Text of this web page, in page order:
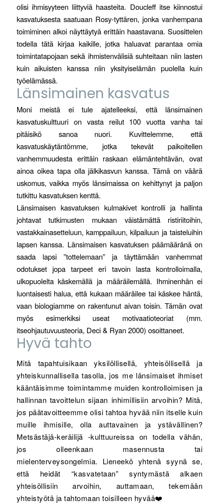
olisi ihmisyyteen liittyviä haasteita. Doucleff itse kiinnostui
kasvatuksesta saatuaan Rosy-tyttären, jonka vanhempana
toimiminen alkoi näyttäytyä erittäin haastavana. Suosittelen
todella tätä kirjaa kaikille, jotka haluavat parantaa omia
toimintatapojaan sekä ihmistenvälisiä suhteitaan niin lasten
kuin aikuisten kanssa niin yksityiselämän puolella kuin
työelämässä.
Länsimainen kasvatus
Moni meistä ei tule ajatelleeksi, että länsimainen
kasvatuskulttuuri on vasta reilut 100 vuotta vanha tai
pitäisikö sanoa nuori. Kuvittelemme, että
kasvatuskäytäntömme, jotka tekevät paikoitellen
vanhemmuudesta erittäin raskaan elämäntehtävän, ovat
ainoa oikea tapa olla jälkikasvun kanssa. Tämä on väärä
uskomus, vaikka myös länsimaissa on kehittynyt ja paljon
tutkittu kasvatuksen kenttä.
Länsimaisen kasvatuksen kulmakivet kontrolli ja hallinta
johtavat tutkimusten mukaan väistämättä ristiriitoihin,
vastakkainasetteluun, kamppailuun, kilpailuun ja taisteluihin
lapsen kanssa. Länsimaisen kasvatuksen päämääränä on
saada lapsi ”tottelemaan” ja täyttämään vanhemmat
odotukset jopa tarpeet eri tavoin lasta kontrolloimalla,
ulkopuolelta käskemällä ja määräilemällä. Ihminenhän ei
luontaisesti halua, että kukaan määräilee tai käskee häntä,
vaan biologiamme on rakentunut aivan toisin. Tämän ovat
myös esimerkiksi useat motivaatioteoriat (mm.
itseohjautuvuusteoria, Deci & Ryan 2000) osoittaneet.
Hyvä tahto
Mitä tapahtuisikaan yksilöllisellä, yhteisöllisellä ja
yhteiskunnallisella tasolla, jos me länsimaiset ihmiset
kääntäisimme toimintamme muiden kontrolloimisen ja
hallinnan tavoittelun sijaan inhimillisiin arvoihin? Mitä,
jos päätavoitteemme olisi tahtoa hyvää niin itselle kuin
muille ihmisille, olla auttavainen ja ystävällinen?
Metsästäjä-keräilijä -kulttuureissa on todella vähän,
jos olleenkaan masennusta tai
mielenterveysongelmia. Lieneekö yhtenä syynä se,
että heidät “kasvatetaan” syntymästä alkaen
yhteisöllisiin arvoihin, auttamaan, tekemään
yhteistyötä ja tahtomaan toisilleen hyvää❤️